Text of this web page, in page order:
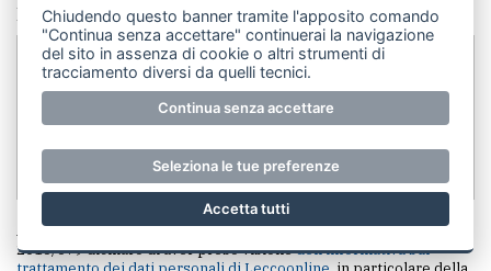
Messaggio *
Ai sensi e per gli effetti degli artt. 6 e 13 del Regolamento UE
2016/679 dichiaro di aver preso visionedell'informativa sul
Chiudendo questo banner tramite l'apposito comando
"Continua senza accettare" continuerai la navigazione
del sito in assenza di cookie o altri strumenti di
tracciamento diversi da quelli tecnici.
Continua senza accettare
Seleziona le tue preferenze
Accetta tutti